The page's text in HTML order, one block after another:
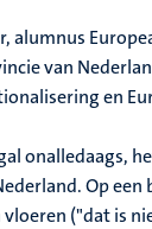
alumnus
van
en
onalledaags,
Op
("dat is